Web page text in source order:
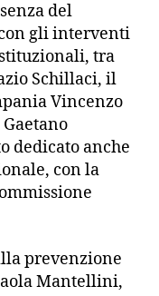
del
gli interventi
tra
Schillaci, il
Vincenzo
dedicato anche
con la
prevenzione
Mantellini,